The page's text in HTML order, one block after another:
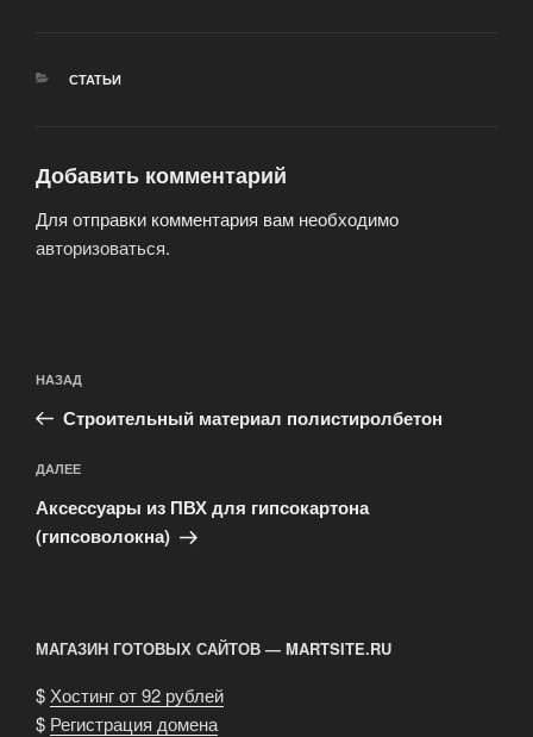
РУБРИКИ
СТАТЬИ
Добавить комментарий
Для отправки комментария вам необходимо
авторизоваться.
по
записям
Предыдущая
запись:
НАЗАД
Строительный материал полистиролбетон
Следующая
запись
ДАЛЕЕ
Аксессуары из ПВХ для гипсокартона
(гипсоволокна)
МАГАЗИН ГОТОВЫХ САЙТОВ — MARTSITE.RU
$ Хостинг от 92 рублей
$ Регистрация домена